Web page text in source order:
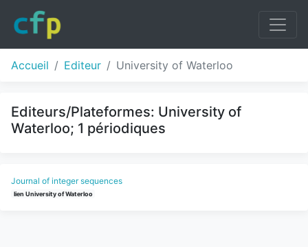
Accueil Editeur University of Waterloo
Editeurs/Plateformes: University of
Waterloo; 1 périodiques
Journal of integer sequences
lien University of Waterloo